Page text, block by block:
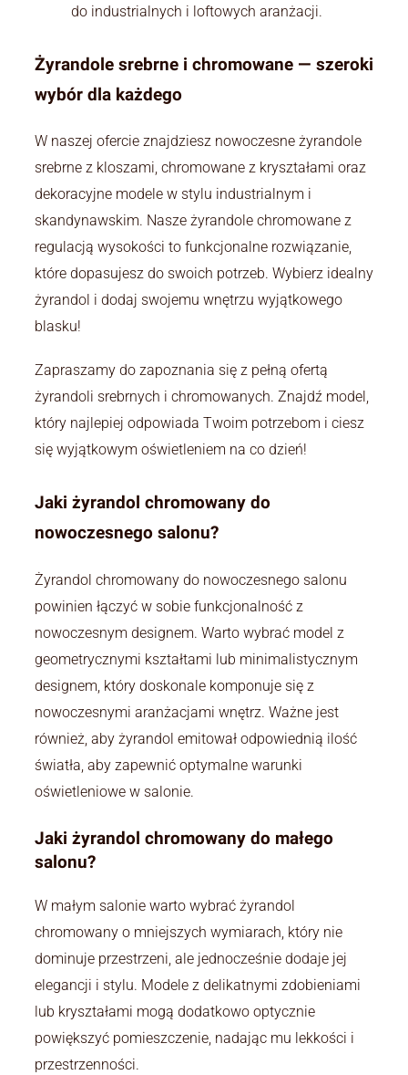
do industrialnych i loftowych aranżacji.
Żyrandole srebrne i chromowane — szeroki
wybór dla każdego
W naszej ofercie znajdziesz nowoczesne żyrandole
srebrne z kloszami, chromowane z kryształami oraz
dekoracyjne modele w stylu industrialnym i
skandynawskim. Nasze żyrandole chromowane z
regulacją wysokości to funkcjonalne rozwiązanie,
które dopasujesz do swoich potrzeb. Wybierz idealny
żyrandol i dodaj swojemu wnętrzu wyjątkowego
blasku!
Zapraszamy do zapoznania się z pełną ofertą
żyrandoli srebrnych i chromowanych. Znajdź model,
który najlepiej odpowiada Twoim potrzebom i ciesz
się wyjątkowym oświetleniem na co dzień!
Jaki żyrandol chromowany do
nowoczesnego salonu?
Żyrandol chromowany do nowoczesnego salonu
powinien łączyć w sobie funkcjonalność z
nowoczesnym designem. Warto wybrać model z
geometrycznymi kształtami lub minimalistycznym
designem, który doskonale komponuje się z
nowoczesnymi aranżacjami wnętrz. Ważne jest
również, aby żyrandol emitował odpowiednią ilość
światła, aby zapewnić optymalne warunki
oświetleniowe w salonie.
Jaki żyrandol chromowany do małego
salonu?
W małym salonie warto wybrać żyrandol
chromowany o mniejszych wymiarach, który nie
dominuje przestrzeni, ale jednocześnie dodaje jej
elegancji i stylu. Modele z delikatnymi zdobieniami
lub kryształami mogą dodatkowo optycznie
powiększyć pomieszczenie, nadając mu lekkości i
przestrzenności.